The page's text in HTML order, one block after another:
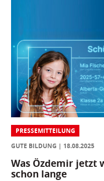
PRESSEMITTEILUNG
GUTE BILDUNG
18.08.2025
Was Özdemir jetzt
schon lange